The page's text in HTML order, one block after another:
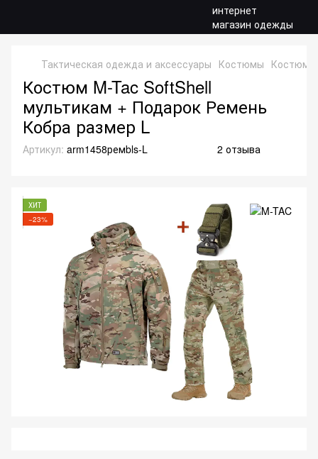
Тактическая одежда и аксессуары Костюмы Костюмы
Костюм M-Tac SoftShell
мультикам + Подарок Ремень
Кобра размер L
Артикул: arm1458ремbls-L 2 отзыва
ХИТ
−23%